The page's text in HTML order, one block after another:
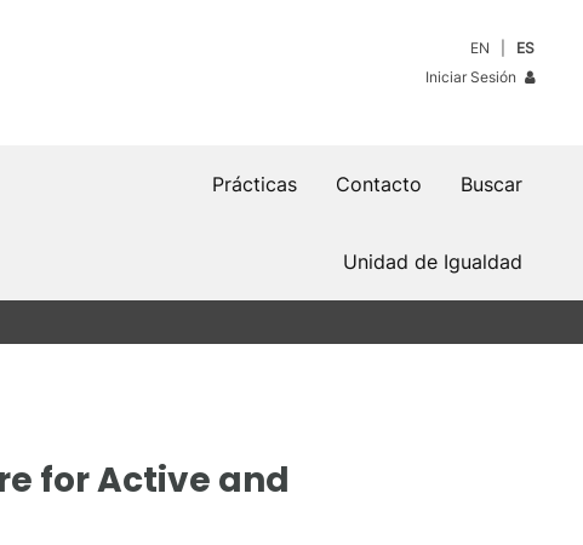
EN
ES
Iniciar Sesión
Buscar
Contacto
Prácticas
Unidad de Igualdad
for Active and